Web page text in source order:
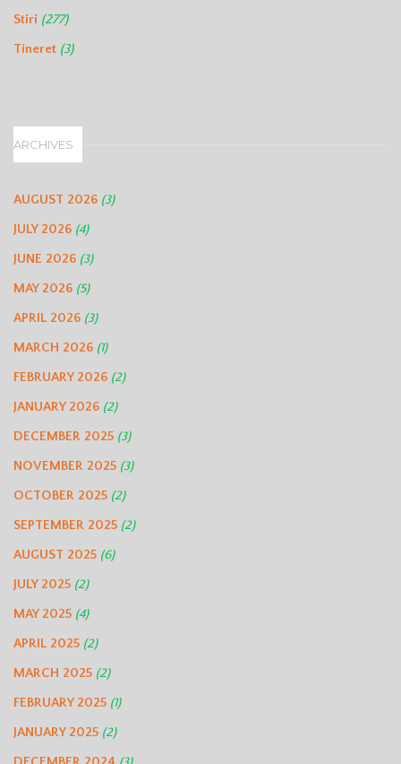
Stiri (277)
Tineret (3)
ARCHIVES
AUGUST 2026 (3)
JULY 2026 (4)
JUNE 2026 (3)
MAY 2026 (5)
APRIL 2026 (3)
MARCH 2026 (1)
FEBRUARY 2026 (2)
JANUARY 2026 (2)
DECEMBER 2025 (3)
NOVEMBER 2025 (3)
OCTOBER 2025 (2)
SEPTEMBER 2025 (2)
AUGUST 2025 (6)
JULY 2025 (2)
MAY 2025 (4)
APRIL 2025 (2)
MARCH 2025 (2)
FEBRUARY 2025 (1)
JANUARY 2025 (2)